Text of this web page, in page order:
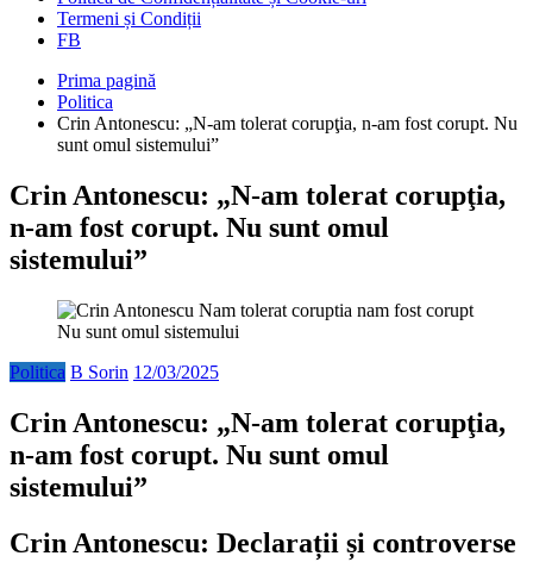
Termeni și Condiții
FB
Prima pagină
Politica
Crin Antonescu: „N-am tolerat corupţia, n-am fost corupt. Nu
sunt omul sistemului”
Crin Antonescu: „N-am tolerat corupţia,
n-am fost corupt. Nu sunt omul
sistemului”
Politica B Sorin 12/03/2025
Crin Antonescu: „N-am tolerat corupţia,
n-am fost corupt. Nu sunt omul
sistemului”
Crin Antonescu: Declarații și controverse